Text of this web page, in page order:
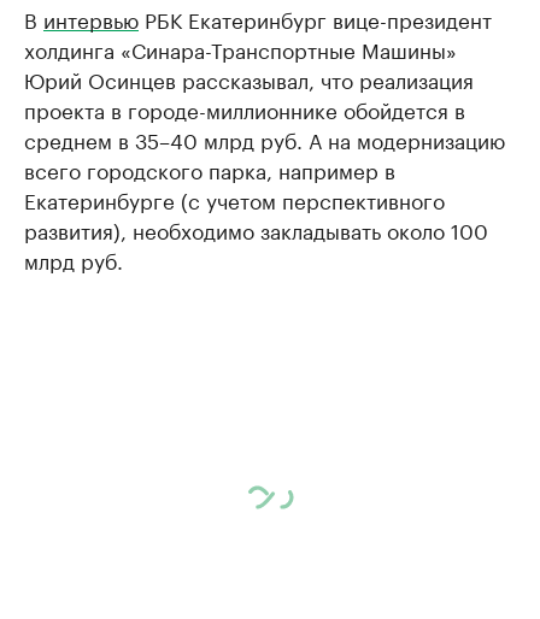
В интервью РБК Екатеринбург вице-президент
холдинга «Синара-Транспортные Машины»
Юрий Осинцев рассказывал, что реализация
проекта в городе-миллионнике обойдется в
среднем в 35–40 млрд руб. А на модернизацию
всего городского парка, например в
Екатеринбурге (с учетом перспективного
развития), необходимо закладывать около 100
млрд руб.